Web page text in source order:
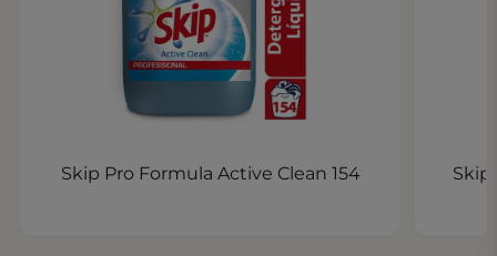
Skip Pro Formula Active Clean 154 Skip